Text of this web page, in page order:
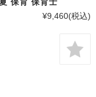
保育 保育士
¥9,460(税込)